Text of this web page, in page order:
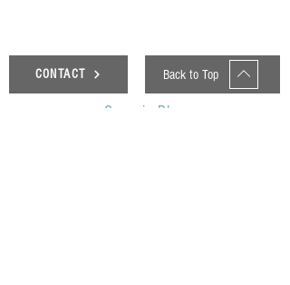
CONTACT Back to Top
Genesis Blog